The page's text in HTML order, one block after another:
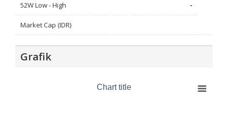
52W Low - High -
Market Cap (IDR)
Grafik
Chart title